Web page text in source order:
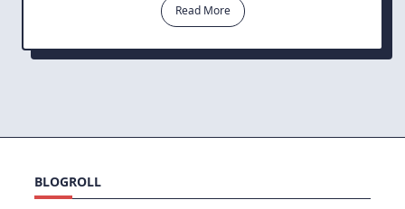
Unity
Read More
BLOGROLL